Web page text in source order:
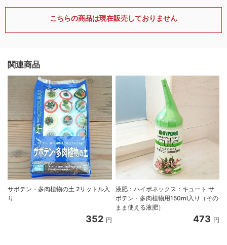
こちらの商品は現在販売しておりません
関連商品
サボテン・多肉植物の土 2リットル入
り
352 円
液肥：ハイポネックス：キュート サ
ボテン・多肉植物用150ml入り（その
まま使える液肥）
473 円